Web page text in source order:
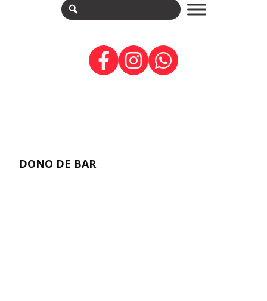
DONO DE BAR